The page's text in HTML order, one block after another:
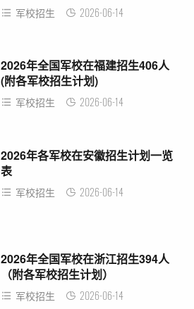
军校招生 2026-06-14
2026年全国军校在福建招生406人
(附各军校招生计划)
军校招生 2026-06-14
2026年各军校在安徽招生计划一览
表
军校招生 2026-06-14
2026年全国军校在浙江招生394人
（附各军校招生计划）
军校招生 2026-06-14